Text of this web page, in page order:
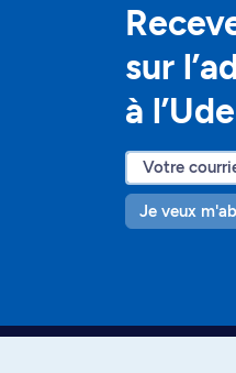
sur
à
Je veux